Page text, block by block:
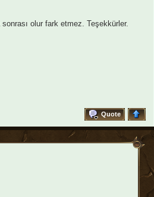
olur fark etmez. Teşekkürler.
Quote